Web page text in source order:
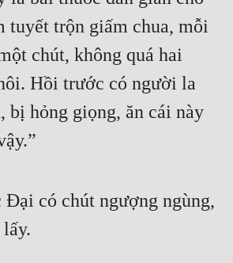
tuyết trộn giấm chua, mỗi
chút, không quá hai
Hồi trước có người la
bị hỏng giọng, ăn cái này
có chút ngượng ngùng,